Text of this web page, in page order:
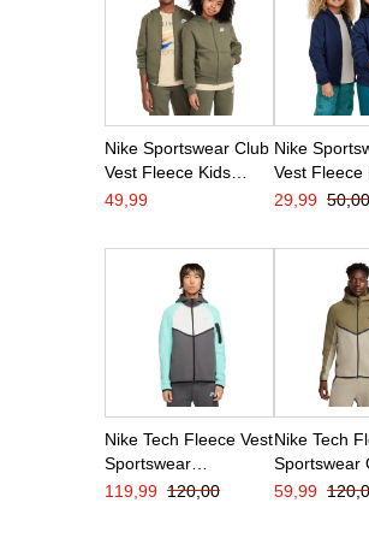
Nike Sportswear Club
Vest Fleece Kids
Olijfgroen Wit
49,99
Nike
Vest Fleece
29,99 50,00
Nike Tech Fleece Vest
Sportswear
Donkergrijs Turquoise
119,99 120,00
Nike Tech
Sportswear
Grijs Zwart
59,99